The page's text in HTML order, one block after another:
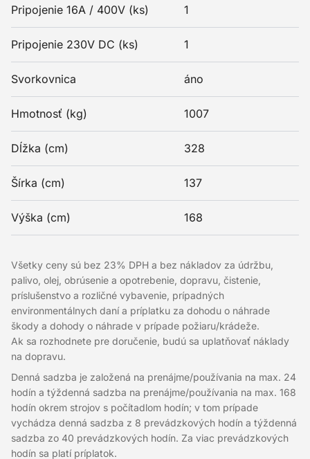
Pripojenie 16A / 400V (ks) 1
Pripojenie 230V DC (ks) 1
Svorkovnica áno
Hmotnosť (kg) 1007
Dĺžka (cm) 328
Šírka (cm) 137
Výška (cm) 168
Všetky ceny sú bez 23% DPH a bez nákladov za údržbu,
palivo, olej, obrúsenie a opotrebenie, dopravu, čistenie,
príslušenstvo a rozličné vybavenie, prípadných
environmentálnych daní a príplatku za dohodu o náhrade
škody a dohody o náhrade v prípade požiaru/krádeže.
Ak sa rozhodnete pre doručenie, budú sa uplatňovať náklady
na dopravu.
Denná sadzba je založená na prenájme/používania na max. 24
hodín a týždenná sadzba na prenájme/používania na max. 168
hodín okrem strojov s počítadlom hodín; v tom prípade
vychádza denná sadzba z 8 prevádzkových hodín a týždenná
sadzba zo 40 prevádzkových hodín. Za viac prevádzkových
hodín sa platí príplatok.